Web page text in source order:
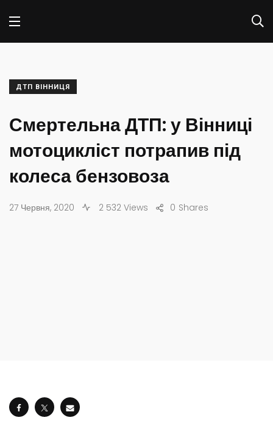
ДТП ВІННИЦЯ
Смертельна ДТП: у Вінниці
мотоцикліст потрапив під
колеса бензовоза
27 Червня, 2020 2 532 Views Shares
0